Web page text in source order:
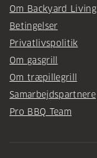
Om Backyard Living
Betingelser
Privatlivspolitik
Om gasgrill
Om træpillegrill
Samarbejdspartnere
Pro BBQ Team